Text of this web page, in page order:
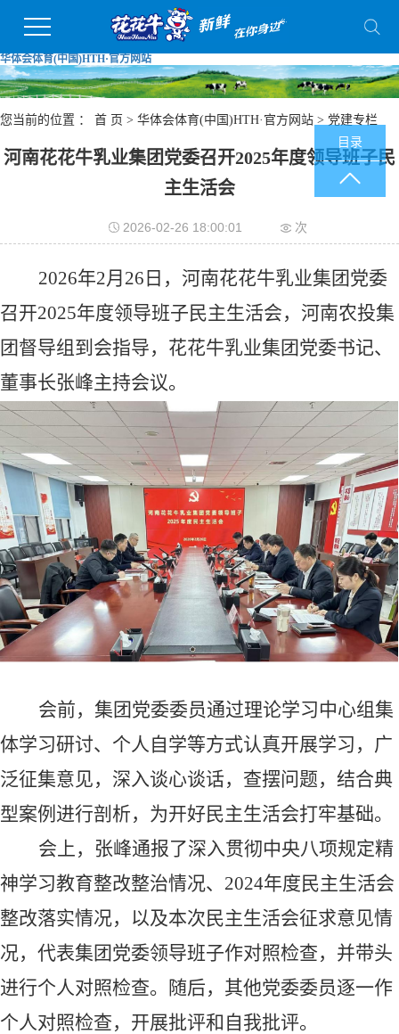
华体会体育(中国)HTH·官方网站
您当前的位置 ： 首 页 > 华体会体育(中国)HTH·官方网站 > 党建专栏
河南花花牛乳业集团党委召开2025年度领导班子民
主生活会
2026-02-26 18:00:01 次
2026年2月26日，河南花花牛乳业集团党委
召开2025年度领导班子民主生活会，河南农投集
团督导组到会指导，花花牛乳业集团党委书记、
董事长张峰主持会议。
会前，集团党委委员通过理论学习中心组集
体学习研讨、个人自学等方式认真开展学习，广
泛征集意见，深入谈心谈话，查摆问题，结合典
型案例进行剖析，为开好民主生活会打牢基础。
会上，张峰通报了深入贯彻中央八项规定精
神学习教育整改整治情况、 2024年度民主生活会
整改落实情况，以及本次民主生活会征求意见情
况，代表集团党委领导班子作对照检查，并带头
进行个人对照检查。随后，其他党委委员逐一作
个人对照检查，开展批评和自我批评。
目录